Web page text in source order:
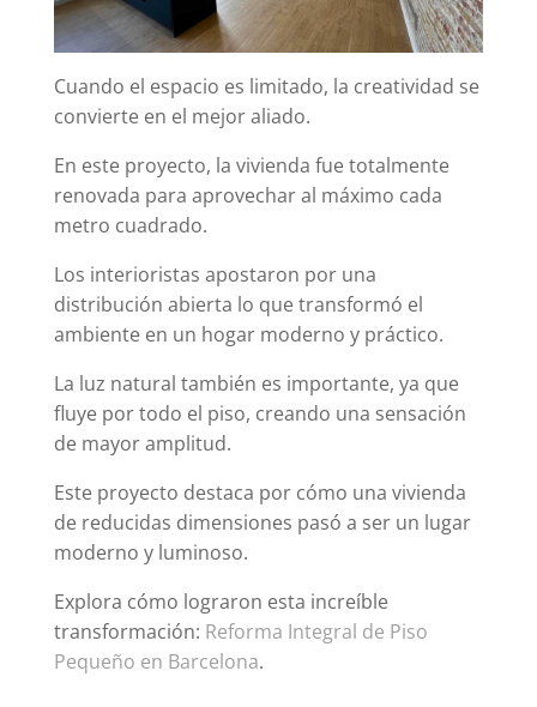
Cuando el espacio es limitado, la creatividad se
convierte en el mejor aliado.
En este proyecto, la vivienda fue totalmente
renovada para aprovechar al máximo cada
metro cuadrado.
Los interioristas apostaron por una
distribución abierta lo que transformó el
ambiente en un hogar moderno y práctico.
La luz natural también es importante, ya que
fluye por todo el piso, creando una sensación
de mayor amplitud.
Este proyecto destaca por cómo una vivienda
de reducidas dimensiones pasó a ser un lugar
moderno y luminoso.
Explora cómo lograron esta increíble
transformación: Reforma Integral de Piso
Pequeño en Barcelona.